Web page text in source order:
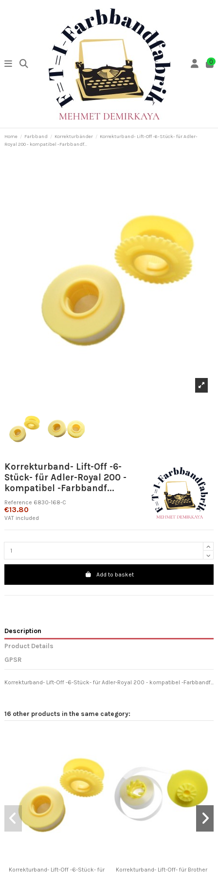
0
Home Farbband Korrekturbänder
Korrekturband- Lift-Off -6-Stück- für Adler-
Royal 200 - kompatibel -Farbbandf...
Korrekturband- Lift-Off -6-
Stück- für Adler-Royal 200 -
kompatibel -Farbbandf...
Reference 6830-168-C
€13.80
VAT included
Add to basket
Description
Product Details
GPSR
Korrekturband- Lift-Off -6-Stück- für Adler-Royal 200 - kompatibel -Farbbandf...
16 other products in the same category:
Korrekturband- Lift-Off -6-Stück- für
Korrekturband- Lift-Off- für Brother